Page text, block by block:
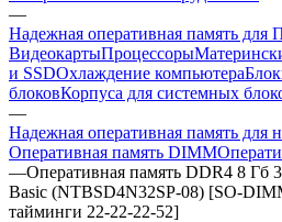
—
Надежная оперативная память для
ВидеокартыПроцессоры
и SSDОхлаждение компьютера
блоковКорпуса для системных
—
Надежная оперативная память для
Оперативная память DIMM
—Оперативная память DDR4 8 Гб
Basic (NTBSD4N32SP-08) [SO-
тайминги 22-22-22-52]